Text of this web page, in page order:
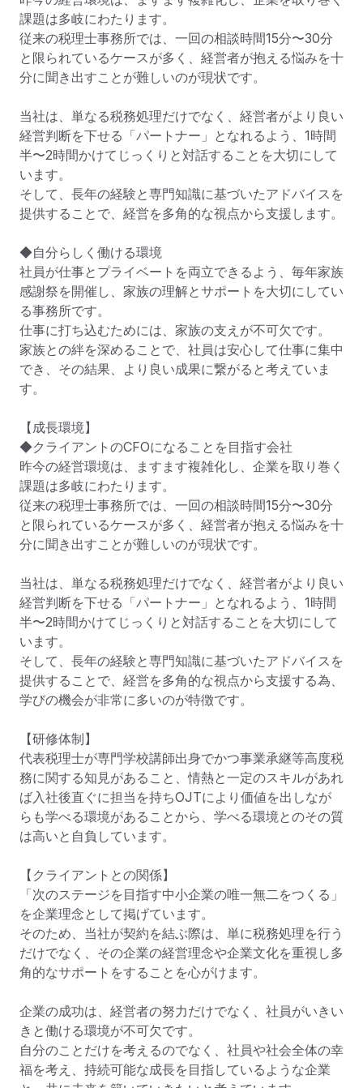
課題は多岐にわたります。
従来の税理士事務所では、一回の相談時間15分〜30分
と限られているケースが多く、経営者が抱える悩みを十
分に聞き出すことが難しいのが現状です。
当社は、単なる税務処理だけでなく、経営者がより良い
経営判断を下せる「パートナー」となれるよう、1時間
半〜2時間かけてじっくりと対話することを大切にして
います。
そして、長年の経験と専門知識に基づいたアドバイスを
提供することで、経営を多角的な視点から支援します。
◆自分らしく働ける環境
社員が仕事とプライベートを両立できるよう、毎年家族
感謝祭を開催し、家族の理解とサポートを大切にしてい
る事務所です。
仕事に打ち込むためには、家族の支えが不可欠です。
家族との絆を深めることで、社員は安心して仕事に集中
でき、その結果、より良い成果に繋がると考えていま
す。
【成長環境】
◆クライアントのCFOになることを目指す会社
昨今の経営環境は、ますます複雑化し、企業を取り巻く
課題は多岐にわたります。
従来の税理士事務所では、一回の相談時間15分〜30分
と限られているケースが多く、経営者が抱える悩みを十
分に聞き出すことが難しいのが現状です。
当社は、単なる税務処理だけでなく、経営者がより良い
経営判断を下せる「パートナー」となれるよう、1時間
半〜2時間かけてじっくりと対話することを大切にして
います。
そして、長年の経験と専門知識に基づいたアドバイスを
提供することで、経営を多角的な視点から支援する為、
学びの機会が非常に多いのが特徴です。
【研修体制】
代表税理士が専門学校講師出身でかつ事業承継等高度税
務に関する知見があること、情熱と一定のスキルがあれ
ば入社後直ぐに担当を持ちOJTにより価値を出しなが
らも学べる環境があることから、学べる環境とのその質
は高いと自負しています。
【クライアントとの関係】
「次のステージを目指す中小企業の唯一無二をつくる」
を企業理念として掲げています。
そのため、当社が契約を結ぶ際は、単に税務処理を行う
だけでなく、その企業の経営理念や企業文化を重視し多
角的なサポートをすることを心がけます。
企業の成功は、経営者の努力だけでなく、社員がいきい
きと働ける環境が不可欠です。
自分のことだけを考えるのでなく、社員や社会全体の幸
福を考え、持続可能な成長を目指しているような企業